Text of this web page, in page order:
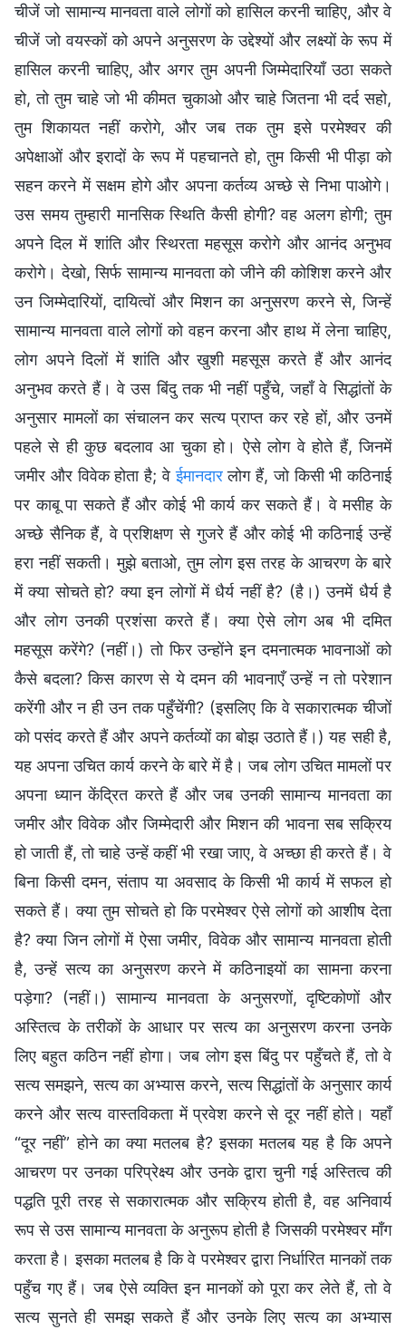
चीजें जो सामान्य मानवता वाले लोगों को हासिल करनी चाहिए, और वे
चीजें जो वयस्कों को अपने अनुसरण के उद्देश्यों और लक्ष्यों के रूप में
हासिल करनी चाहिए, और अगर तुम अपनी जिम्मेदारियाँ उठा सकते
हो, तो तुम चाहे जो भी कीमत चुकाओ और चाहे जितना भी दर्द सहो,
तुम शिकायत नहीं करोगे, और जब तक तुम इसे परमेश्वर की
अपेक्षाओं और इरादों के रूप में पहचानते हो, तुम किसी भी पीड़ा को
सहन करने में सक्षम होगे और अपना कर्तव्य अच्छे से निभा पाओगे।
उस समय तुम्हारी मानसिक स्थिति कैसी होगी? वह अलग होगी; तुम
अपने दिल में शांति और स्थिरता महसूस करोगे और आनंद अनुभव
करोगे। देखो, सिर्फ सामान्य मानवता को जीने की कोशिश करने और
उन जिम्मेदारियों, दायित्वों और मिशन का अनुसरण करने से, जिन्हें
सामान्य मानवता वाले लोगों को वहन करना और हाथ में लेना चाहिए,
लोग अपने दिलों में शांति और खुशी महसूस करते हैं और आनंद
अनुभव करते हैं। वे उस बिंदु तक भी नहीं पहुँचे, जहाँ वे सिद्धांतों के
अनुसार मामलों का संचालन कर सत्य प्राप्त कर रहे हों, और उनमें
पहले से ही कुछ बदलाव आ चुका हो। ऐसे लोग वे होते हैं, जिनमें
जमीर और विवेक होता है; वेईमानदारलोग हैं, जो किसी भी कठिनाई
पर काबू पा सकते हैं और कोई भी कार्य कर सकते हैं। वे मसीह के
अच्छे सैनिक हैं, वे प्रशिक्षण से गुजरे हैं और कोई भी कठिनाई उन्हें
हरा नहीं सकती। मुझे बताओ, तुम लोग इस तरह के आचरण के बारे
में क्या सोचते हो? क्या इन लोगों में धैर्य नहीं है? (है।) उनमें धैर्य है
और लोग उनकी प्रशंसा करते हैं। क्या ऐसे लोग अब भी दमित
महसूस करेंगे? (नहीं।) तो फिर उन्होंने इन दमनात्मक भावनाओं को
कैसे बदला? किस कारण से ये दमन की भावनाएँ उन्हें न तो परेशान
करेंगी और न ही उन तक पहुँचेंगी? (इसलिए कि वे सकारात्मक चीजों
को पसंद करते हैं और अपने कर्तव्यों का बोझ उठाते हैं।) यह सही है,
यह अपना उचित कार्य करने के बारे में है। जब लोग उचित मामलों पर
अपना ध्यान केंद्रित करते हैं और जब उनकी सामान्य मानवता का
जमीर और विवेक और जिम्मेदारी और मिशन की भावना सब सक्रिय
हो जाती हैं, तो चाहे उन्हें कहीं भी रखा जाए, वे अच्छा ही करते हैं। वे
बिना किसी दमन, संताप या अवसाद के किसी भी कार्य में सफल हो
सकते हैं। क्या तुम सोचते हो कि परमेश्वर ऐसे लोगों को आशीष देता
है? क्या जिन लोगों में ऐसा जमीर, विवेक और सामान्य मानवता होती
है, उन्हें सत्य का अनुसरण करने में कठिनाइयों का सामना करना
पड़ेगा? (नहीं।) सामान्य मानवता के अनुसरणों, दृष्टिकोणों और
अस्तित्व के तरीकों के आधार पर सत्य का अनुसरण करना उनके
लिए बहुत कठिन नहीं होगा। जब लोग इस बिंदु पर पहुँचते हैं, तो वे
सत्य समझने, सत्य का अभ्यास करने, सत्य सिद्धांतों के अनुसार कार्य
करने और सत्य वास्तविकता में प्रवेश करने से दूर नहीं होते। यहाँ
“दूर नहीं” होने का क्या मतलब है? इसका मतलब यह है कि अपने
आचरण पर उनका परिप्रेक्ष्य और उनके द्वारा चुनी गई अस्तित्व की
पद्धति पूरी तरह से सकारात्मक और सक्रिय होती है, वह अनिवार्य
रूप से उस सामान्य मानवता के अनुरूप होती है जिसकी परमेश्वर माँग
करता है। इसका मतलब है कि वे परमेश्वर द्वारा निर्धारित मानकों तक
पहुँच गए हैं। जब ऐसे व्यक्ति इन मानकों को पूरा कर लेते हैं, तो वे
सत्य सुनते ही समझ सकते हैं और उनके लिए सत्य का अभ्यास